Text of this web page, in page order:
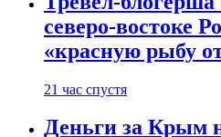
северо-востоке
«красную рыбу
21 час спустя
Деньги за Крым